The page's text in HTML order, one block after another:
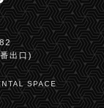
出口)
SPACE